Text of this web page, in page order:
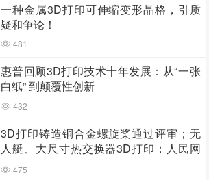
一种金属3D打印可伸缩变形晶格，引质
疑和争论！
481
惠普回顾3D打印技术十年发展：从“一张
白纸” 到颠覆性创新
432
3D打印铸造铜合金螺旋桨通过评审；无
人艇、大尺寸热交换器3D打印；人民网
报道两家3D打印企业
475